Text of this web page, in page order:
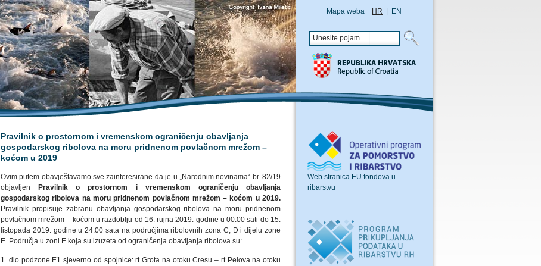
Mapa weba HR EN
Pravilnik o prostornom i vremenskom ograničenju obavljanja
gospodarskog ribolova na moru pridnenom povlačnom mrežom –
koćom u 2019
Ovim putem obavještavamo sve zainteresirane da je u „Narodnim novinama“ br. 82/19
objavljen
Pravilnik o prostornom i vremenskom ograničenju obavljanja
gospodarskog ribolova na moru pridnenom povlačnom mrežom – koćom u 2019.
Pravilnik propisuje zabranu obavljanja gospodarskog ribolova na moru pridnenom
povlačnom mrežom – koćom u razdoblju od 16. rujna 2019. godine u 00:00 sati do 15.
listopada 2019. godine u 24:00 sata na područjima ribolovnih zona C, D i dijelu zone
E. Područja u zoni E koja su izuzeta od ograničenja obavljanja ribolova su:
1. dio podzone E1 sjeverno od spojnice: rt Grota na otoku Cresu – rt Pelova na otoku
Web stranica EU fondova u
ribarstvu